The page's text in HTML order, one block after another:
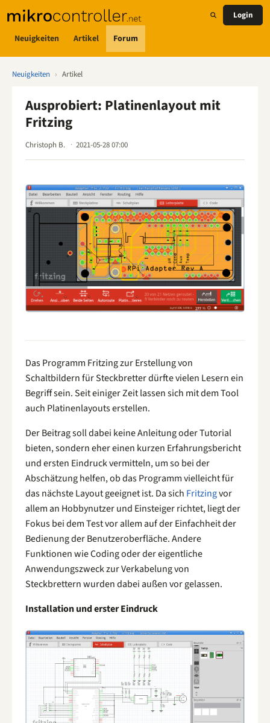
Neuigkeiten Artikel Forum
Login
Neuigkeiten › Artikel
Ausprobiert: Platinenlayout mit
Fritzing
Christoph B. 2021-05-28 07:00
Das Programm Fritzing zur Erstellung von
Schaltbildern für Steckbretter dürfte vielen Lesern ein
Begriff sein. Seit einiger Zeit lassen sich mit dem Tool
auch Platinenlayouts erstellen.
Der Beitrag soll dabei keine Anleitung oder Tutorial
bieten, sondern eher einen kurzen Erfahrungsbericht
und ersten Eindruck vermitteln, um so bei der
Abschätzung helfen, ob das Programm vielleicht für
das nächste Layout geeignet ist. Da sich Fritzingvor
allem an Hobbynutzer und Einsteiger richtet, liegt der
Fokus bei dem Test vor allem auf der Einfachheit der
Bedienung der Benutzeroberfläche. Andere
Funktionen wie Coding oder der eigentliche
Anwendungszweck zur Verkabelung von
Steckbrettern wurden dabei außen vor gelassen.
Installation und erster Eindruck